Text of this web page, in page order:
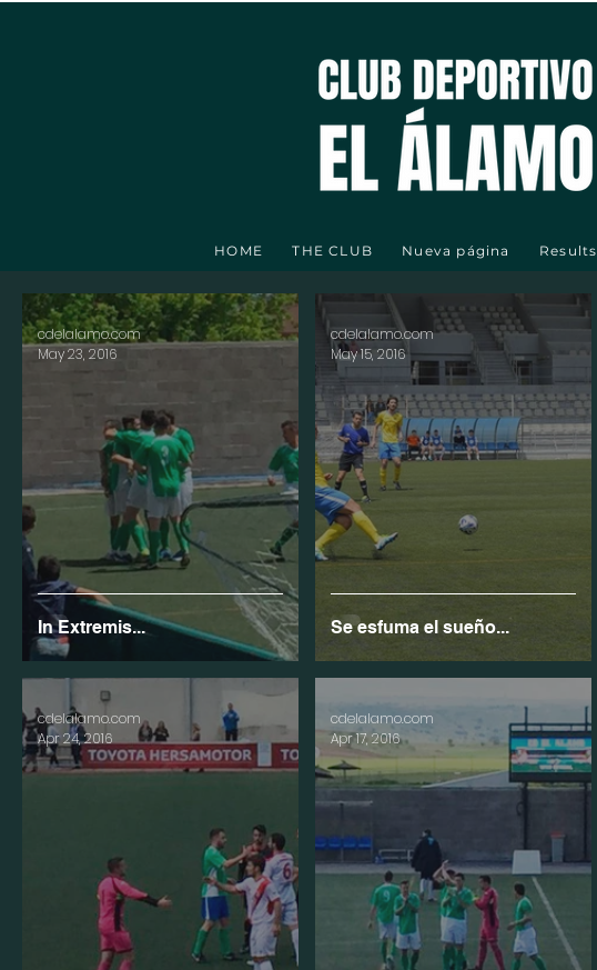
HOME THE CLUB Nueva página Results
In Extremis...
cdelalamo.com
May 23, 2016
Se esfuma el sueño...
cdelalamo.com
May 15, 2016
cdelalamo.com
Apr 24, 2016
cdelalamo.com
Apr 17, 2016